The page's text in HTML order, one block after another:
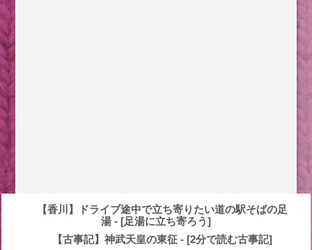
【香川】ドライブ途中で立ち寄りたい道の駅そばの足
湯 - [足湯に立ち寄ろう]
【古事記】神武天皇の東征 - [2分で読む古事記]